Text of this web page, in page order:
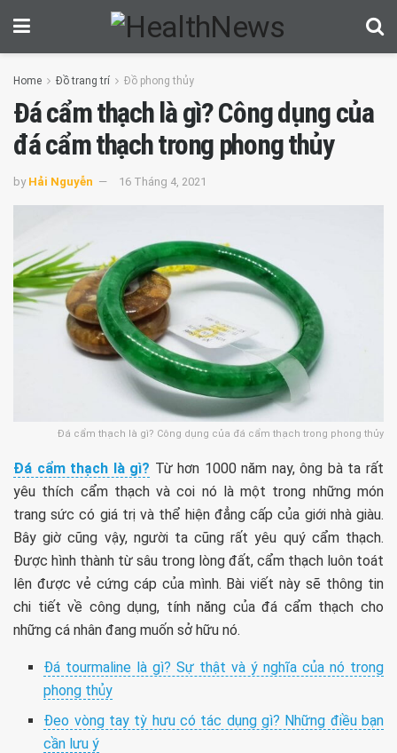
Home Đồ trang trí Đồ phong thủy
Đá cẩm thạch là gì? Công dụng của
đá cẩm thạch trong phong thủy
by Hải Nguyễn 16 Tháng 4, 2021
Đá cẩm thạch là gì? Công dụng của đá cẩm thạch trong phong thủy
Đá cẩm thạch là gì? Từ hơn 1000 năm nay, ông bà ta rất
yêu thích cẩm thạch và coi nó là một trong những món
trang sức có giá trị và thể hiện đẳng cấp của giới nhà giàu.
Bây giờ cũng vậy, người ta cũng rất yêu quý cẩm thạch.
Được hình thành từ sâu trong lòng đất, cẩm thạch luôn toát
lên được vẻ cứng cáp của mình. Bài viết này sẽ thông tin
chi tiết về công dụng, tính năng của đá cẩm thạch cho
những cá nhân đang muốn sở hữu nó.
Đá tourmaline là gì? Sự thật và ý nghĩa của nó trong
phong thủy
Đeo vòng tay tỳ hưu có tác dụng gì? Những điều bạn
cần lưu ý